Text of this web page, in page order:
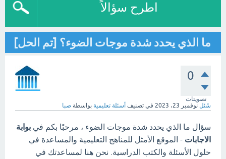
اطرح سؤالاً
ما الذي يحدد شدة موجات الضوء؟ [تم الحل]
0
تصويتات
سُئل نوفمبر 23، 2023 في تصنيف أسئلة تعليمية بواسطة صبا
سؤال ما الذي يحدد شدة موجات الضوء ، مرحبًا بكم في بوابة
الاجابات - الموقع الأمثل للمناهج التعليمية والمساعدة في
حلول الأسئلة والكتب الدراسية. نحن هنا لمساعدتك في